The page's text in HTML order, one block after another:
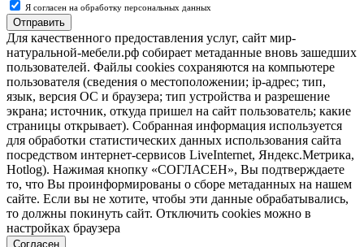
Я согласен на обработку персональных данных
Отправить
Для качественного предоставления услуг, сайт мир-
натуральной-мебели.рф собирает метаданные вновь зашедших
пользователей. Файлы cookies сохраняются на компьютере
пользователя (сведения о местоположении; ip-адрес; тип,
язык, версия ОС и браузера; тип устройства и разрешение
экрана; источник, откуда пришел на сайт пользователь; какие
страницы открывает). Собранная информация используется
для обработки статистических данных использования сайта
посредством интернет-сервисов LiveInternet, Яндекс.Метрика,
Hotlog). Нажимая кнопку «СОГЛАСЕН», Вы подтверждаете
то, что Вы проинформированы о сборе метаданных на нашем
сайте. Если вы не хотите, чтобы эти данные обрабатывались,
то должны покинуть сайт. Отключить cookies можно в
настройках браузера
Согласен